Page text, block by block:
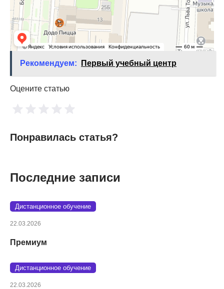
Рекомендуем: Первый учебный центр
Оцените статью
Понравилась статья?
Последние записи
Дистанционное обучение
22.03.2026
Премиум
Дистанционное обучение
22.03.2026